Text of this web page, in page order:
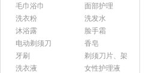
毛巾浴巾
面部护理
洗衣粉
洗发水
沐浴露
脸手霜
电动剃须刀
香皂
牙刷
剃须刀片、架
洗衣液
女性护理液